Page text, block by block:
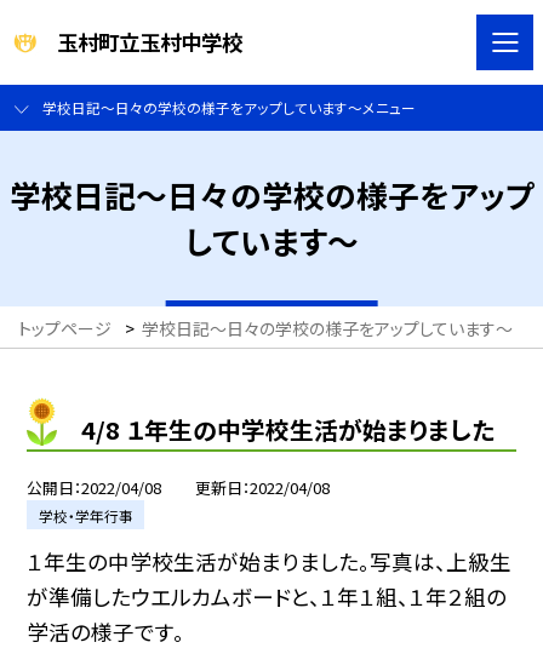
玉村町立玉村中学校
学校日記～日々の学校の様子をアップしています～メニュー
学校日記～日々の学校の様子をアップ
しています～
トップページ > 学校日記～日々の学校の様子をアップしています～
4/8 １年生の中学校生活が始まりました
公開日 2022/04/08 更新日 2022/04/08
学校・学年行事
１年生の中学校生活が始まりました。写真は、上級生
が準備したウエルカムボードと、１年１組、１年２組の
学活の様子です。